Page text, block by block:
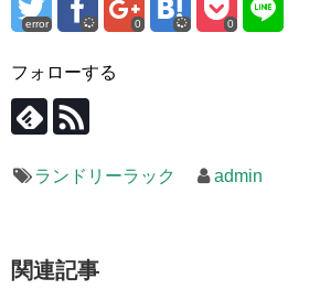
error 0 0
フォローする
ランドリーラック admin
関連記事